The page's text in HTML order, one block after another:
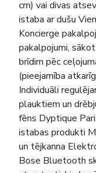
cm) vai divas
istaba ar dušu
Koncierge
pakalpojumi,
brīdim pēc
(pieejamība
Individuāli
plauktiem un
fēns Dyptique
istabas produkti
un tējkanna
Bose Bluetooth